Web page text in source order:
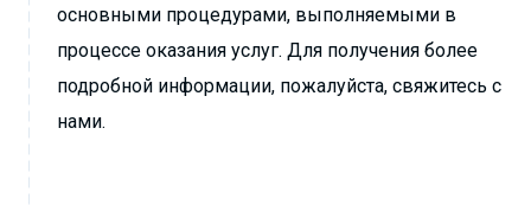
основными процедурами, выполняемыми в
процессе оказания услуг. Для получения более
подробной информации, пожалуйста, свяжитесь с
нами.